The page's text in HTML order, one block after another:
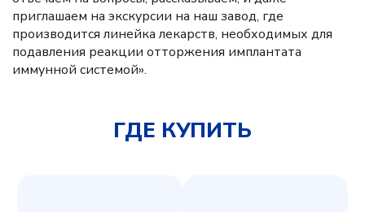
приглашаем на экскурсии на наш завод, где
производится линейка лекарств, необходимых для
подавления реакции отторжения имплантата
иммунной системой».
ГДЕ КУПИТЬ